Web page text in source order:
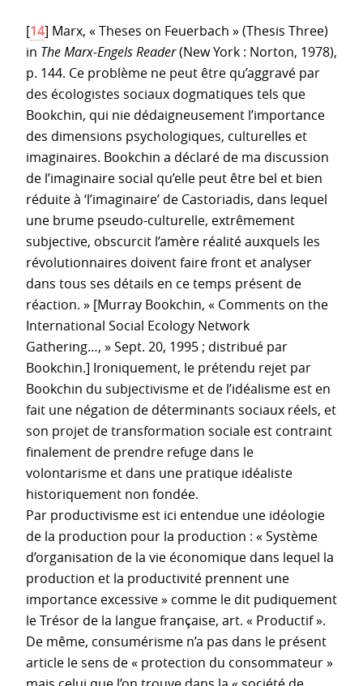
[14] Marx, « Theses on Feuerbach » (Thesis Three)
in The Marx-Engels Reader(New York : Norton, 1978),
p. 144. Ce problème ne peut être qu’aggravé par
des écologistes sociaux dogmatiques tels que
Bookchin, qui nie dédaigneusement l’importance
des dimensions psychologiques, culturelles et
imaginaires. Bookchin a déclaré de ma discussion
de l’imaginaire social qu’elle peut être bel et bien
réduite à ‘l’imaginaire’ de Castoriadis, dans lequel
une brume pseudo-culturelle, extrêmement
subjective, obscurcit l’amère réalité auxquels les
révolutionnaires doivent faire front et analyser
dans tous ses détails en ce temps présent de
réaction. » [Murray Bookchin, « Comments on the
International Social Ecology Network
Gathering…, » Sept. 20, 1995 ; distribué par
Bookchin.] Ironiquement, le prétendu rejet par
Bookchin du subjectivisme et de l’idéalisme est en
fait une négation de déterminants sociaux réels, et
son projet de transformation sociale est contraint
finalement de prendre refuge dans le
volontarisme et dans une pratique idéaliste
historiquement non fondée.
Par productivisme est ici entendue une idéologie
de la production pour la production : « Système
d’organisation de la vie économique dans lequel la
production et la productivité prennent une
importance excessive » comme le dit pudiquement
le Trésor de la langue française, art. « Productif ».
De même, consumérisme n’a pas dans le présent
article le sens de « protection du consommateur »